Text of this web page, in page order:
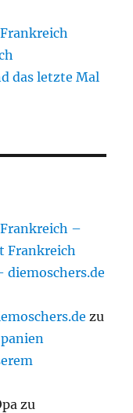
das letzte Mal
–
Frankreich
diemoschers.de
zu
zu